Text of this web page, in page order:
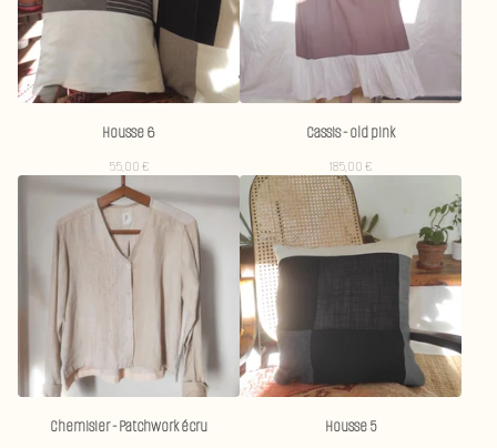
Housse 6
55,00€
Cassis - old pink
185,00€
Chemisier - Patchwork écru Housse 5